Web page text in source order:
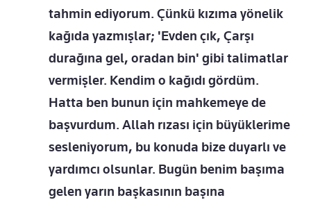
tahmin ediyorum. Çünkü kızıma yönelik
kağıda yazmışlar; 'Evden çık, Çarşı
durağına gel, oradan bin' gibi talimatlar
vermişler. Kendim o kağıdı gördüm.
Hatta ben bunun için mahkemeye de
başvurdum. Allah rızası için büyüklerime
sesleniyorum, bu konuda bize duyarlı ve
yardımcı olsunlar. Bugün benim başıma
gelen yarın başkasının başına